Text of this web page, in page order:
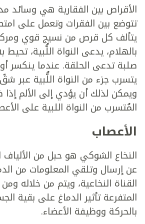
الأقراص بين الفقارية هي وسائد
تتوضع بين الفقرات وتعمل على
يتألف كل قرص من نسيج قوي
بالهلام، يدعى النواة اللُّبية،
صلبة تدعى الحلقة. عندما ينكسر
يتسرب جزء من النواة اللُّبية عبر
ويمكن لذلك أن يؤدي إلى الألم
المُتسرب من النواة اللبية على
الأعصاب
النخاع الشوكي هو حبل من الألياف
عن إرسال وتلقي المعلومات من
القناة النخاعية، ويتم من خلاله
المتفرعة تأثير الدماغ على بقية
بالحركة ووظيفة الأعضاء.